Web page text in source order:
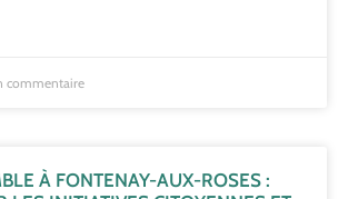
commentaire
À FONTENAY-AUX-ROSES :